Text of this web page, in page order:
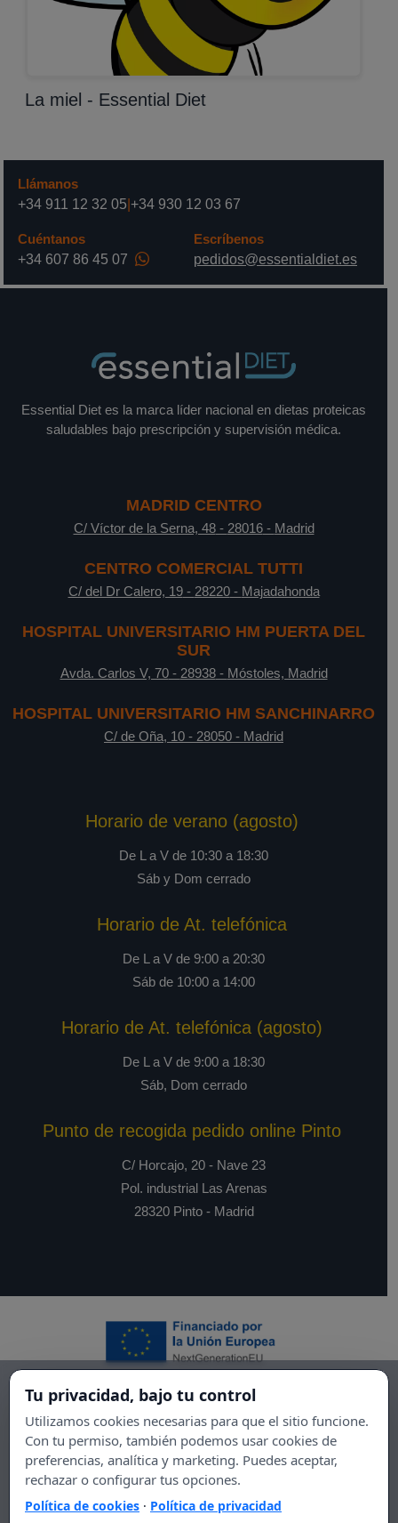
La miel - Essential Diet
Llámanos
+34 911 12 32 05 +34 930 12 03 67
Cuéntanos
+34 607 86 45 07
Escríbenos
pedidos@essentialdiet.es
Essential Diet es la marca líder nacional en dietas proteicas
saludables bajo prescripción y supervisión médica.
MADRID CENTRO
C/ Víctor de la Serna, 48- 28016- Madrid
CENTRO COMERCIAL TUTTI
C/ del Dr Calero, 19- 28220- Majadahonda
HOSPITAL UNIVERSITARIO HM PUERTA DEL
SUR
Avda. Carlos V, 70- 28938- Móstoles, Madrid
HOSPITAL UNIVERSITARIO HM SANCHINARRO
C/ de Oña, 10 - 28050 - Madrid
Horario de verano (agosto)
De L a V de 10:30 a 18:30
Sáb y Dom cerrado
Horario de At. telefónica
De L a V de 9:00 a 20:30
Sáb de 10:00 a 14:00
Horario de At. telefónica (agosto)
De L a V de 9:00 a 18:30
Sáb, Dom cerrado
Punto de recogida pedido online Pinto
C/ Horcajo, 20 - Nave 23
Pol. industrial Las Arenas
28320 Pinto - Madrid
Tu privacidad, bajo tu control
Utilizamos cookies necesarias para que el sitio funcione.
Con tu permiso, también podemos usar cookies de
preferencias, analítica y marketing. Puedes aceptar,
rechazar o configurar tus opciones.
Política de cookies · Política de privacidad